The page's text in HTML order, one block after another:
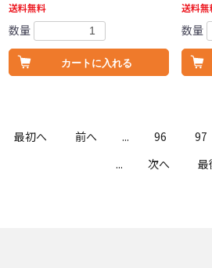
送料無料
数量
カートに入れる
送料無
数量
最初へ 前へ ... 96 97
...
次へ 最